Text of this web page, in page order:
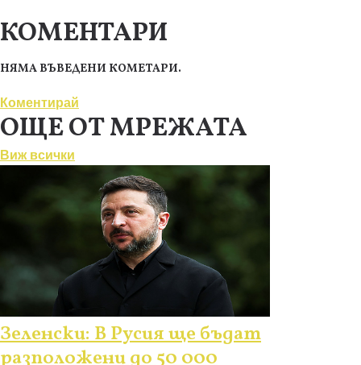
КОМЕНТАРИ
НЯМА ВЪВЕДЕНИ КОМЕТАРИ.
Коментирай
ОЩЕ ОТ МРЕЖАТА
Виж всички
Зеленски: В Русия ще бъдат
разположени до 50 000